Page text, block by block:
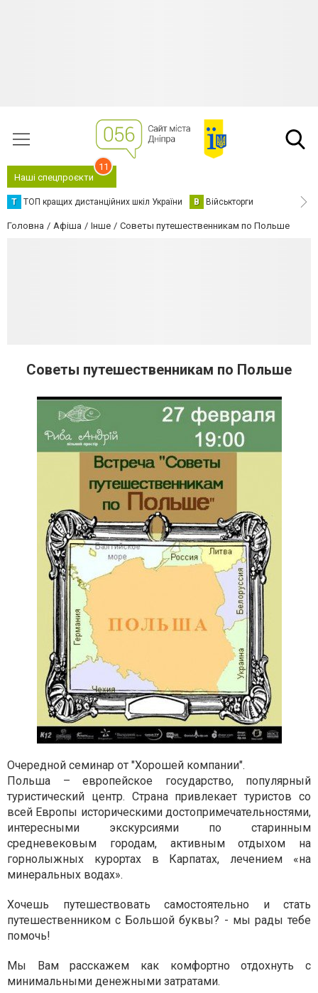
Наші спецпроєкти
11
Т ТОП кращих дистанційних шкіл України В Військторги
Головна Афіша Інше Советы путешественникам по Польше
Советы путешественникам по Польше
Очередной семинар от "Хорошей компании".
Польша – европейское государство, популярный
туристический центр. Страна привлекает туристов со
всей Европы историческими достопримечательностями,
интересными экскурсиями по старинным
средневековым городам, активным отдыхом на
горнолыжных курортах в Карпатах, лечением «на
минеральных водах».
Хочешь путешествовать самостоятельно и стать
путешественником с Большой буквы? - мы рады тебе
помочь!
Мы Вам расскажем как комфортно отдохнуть с
минимальными денежными затратами.